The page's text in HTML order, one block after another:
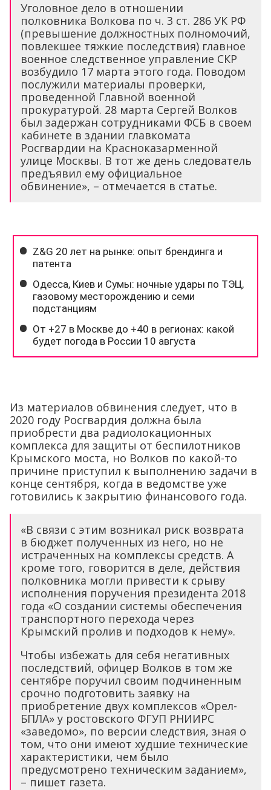
Уголовное дело в отношении
полковника Волкова по ч. 3 ст. 286 УК РФ
(превышение должностных полномочий,
повлекшее тяжкие последствия) главное
военное следственное управление СКР
возбудило 17 марта этого года. Поводом
послужили материалы проверки,
проведенной Главной военной
прокуратурой. 28 марта Сергей Волков
был задержан сотрудниками ФСБ в своем
кабинете в здании главкомата
Росгвардии на Красноказарменной
улице Москвы. В тот же день следователь
предъявил ему официальное
обвинение», – отмечается в статье.
Из материалов обвинения следует, что в
2020 году Росгвардия должна была
приобрести два радиолокационных
комплекса для защиты от беспилотников
Крымского моста, но Волков по какой-то
причине приступил к выполнению задачи в
конце сентября, когда в ведомстве уже
готовились к закрытию финансового года.
«В связи с этим возникал риск возврата
в бюджет полученных из него, но не
истраченных на комплексы средств. А
кроме того, говорится в деле, действия
полковника могли привести к срыву
исполнения поручения президента 2018
года «О создании системы обеспечения
транспортного перехода через
Крымский пролив и подходов к нему».
Чтобы избежать для себя негативных
последствий, офицер Волков в том же
сентябре поручил своим подчиненным
срочно подготовить заявку на
приобретение двух комплексов «Орел-
БПЛА» у ростовского ФГУП РНИИРС
«заведомо», по версии следствия, зная о
том, что они имеют худшие технические
характеристики, чем было
предусмотрено техническим заданием»,
– пишет газета.